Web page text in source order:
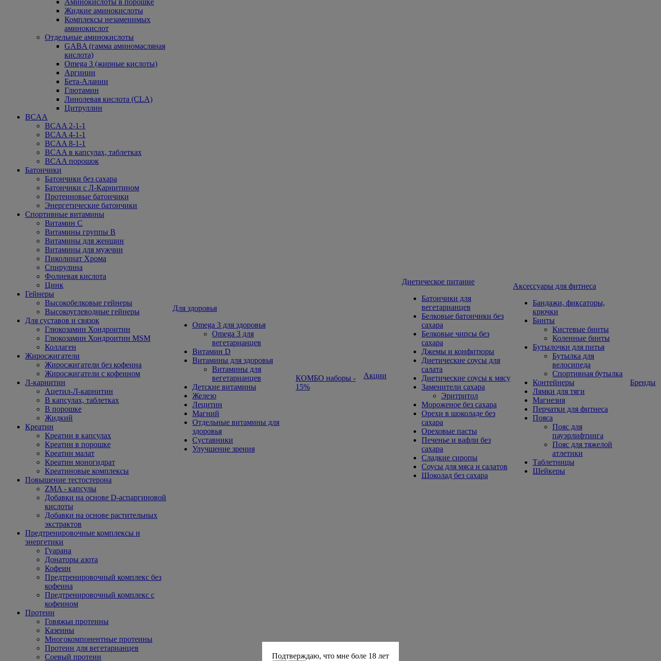
Аминокислоты в порошке
Жидкие аминокислоты
Комплексы незаменимых
аминокислот
Отдельные аминокислоты
GABA (гамма аминомасляная
кислота)
Omega 3 (жирные кислоты)
Аргинин
Бета-Аланин
Глютамин
Линолевая кислота (CLA)
Цитруллин
BCAA
BCAA 2-1-1
BCAA 4-1-1
BCAA 8-1-1
BCAA в капсулах, таблетках
BCAA порошок
Батончики
Батончики без сахара
Батончики с Л-Карнитином
Протеиновые батончики
Энергетические батончики
Спортивные витамины
Витамин С
Витамины группы В
Витамины для женщин
Витамины для мужчин
Пиколинат Хрома
Спирулина
Фолиевая кислота
Цинк
Гейнеры
Высокобелковые гейнеры
Высокоуглеводные гейнеры
Для суставов и связок
Глюкозамин Хондроитин
Глюкозамин Хондроитин MSM
Коллаген
Жиросжигатели
Жиросжигатели без кофеина
Жиросжигатели с кофеином
Л-карнитин
Ацетил-Л-карнитин
В капсулах, таблетках
В порошке
Жидкий
Креатин
Креатин в капсулах
Креатин в порошке
Креатин малат
Креатин моногидрат
Креатиновые комплексы
Повышение тестостерона
ZMA - капсулы
Добавки на основе D-аспаргиновой
кислоты
Добавки на основе растительных
экстрактов
Предтренировочные комплексы и
энергетики
Гуарана
Донаторы азота
Кофеин
Предтренировочный комплекс без
кофеина
Предтренировочный комплекс с
кофеином
Протеин
Говяжьи протеины
Казеины
Многокомпонентные протеины
Протеин для вегетарианцев
Соевый протеин
Для здоровья
Omega 3 для здоровья
Omega 3 для
вегетарианцев
Витамин D
Витамины для здоровья
Витамины для
вегетарианцев
Детские витамины
Железо
Лецитин
Магний
Отдельные витамины для
здоровья
Суставники
Улучшение зрения
КОМБО наборы -
15%
Акции
Диетическое питание
Батончики для
вегетарианцев
Белковые батончики без
сахара
Белковые чипсы без
сахара
Джемы и конфитюры
Диетические соусы для
салата
Диетические соусы к мясу
Заменители сахара
Эритритол
Мороженое без сахара
Орехи в шоколаде без
сахара
Ореховые пасты
Печенье и вафли без
сахара
Сладкие сиропы
Соусы для мяса и салатов
Шоколад без сахара
Aксессуары для фитнеса
Бандажи, фиксаторы,
крючки
Бинты
Кистевые бинты
Коленные бинты
Бутылочки для питья
Бутылка для
велосипеда
Спортивная бутылка
Контейнеры
Лямки для тяги
Магнезия
Перчатки для фитнеса
Пояса
Пояс для
пауэрлифтинга
Пояс для тяжелой
атлетики
Таблетницы
Шейкеры
Бренды
Подтверждаю, что мне боле 18 лет